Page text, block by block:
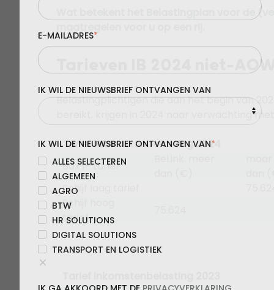
Wat betekent het Belastingplan voor de
Tarieven IB 2024 niet-
Belastingplichtigen die aan het begin van
bereikt, krijgen in 2024 naar verwachting
Tarief inkomstenbelasting 2024
Box 1- tarief
dan
Schijf laag tarief
Schijf hoog
tarief
E-MAILADRES*
IK WIL DE NIEUWSBRIEF ONTVANGEN VAN
IK GA AKKOORD MET DEPRIVACYVERKLARING
Verzenden